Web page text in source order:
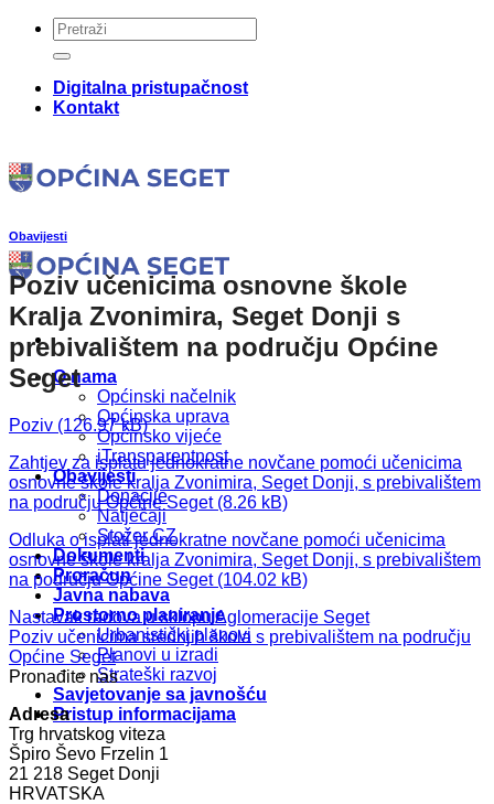
Skip
content
Digitalna pristupačnost
Kontakt
O nama
Općinski načelnik
Općinska uprava
Općinsko vijeće
iTransparentnost
Obavijesti
Donacije
Natječaji
Stožer CZ
Dokumenti
Proračun
Javna nabava
Prostorno planiranje
Urbanistički planovi
Planovi u izradi
Strateški razvoj
Savjetovanje sa javnošću
Pristup informacijama
Obavijesti
Poziv učenicima osnovne škole
Kralja Zvonimira, Seget Donji s
prebivalištem na području Općine
Seget
Poziv
Zahtjev za isplatu jednokratne novčane pomoći učenicima
osnovne škole kralja Zvonimira, Seget Donji, s prebivalištem
na području Općine Seget
Odluka o isplati jednokratne novčane pomoći učenicima
osnovne škole kralja Zvonimira, Seget Donji, s prebivalištem
na području Općine Seget
Nastavak radova u sklopu Aglomeracije Seget
Poziv učenicima srednjih škola s prebivalištem na području
Općine Seget
Pronađite nas
Adresa
Trg hrvatskog viteza
Špiro Ševo Frzelin 1
21 218 Seget Donji
HRVATSKA